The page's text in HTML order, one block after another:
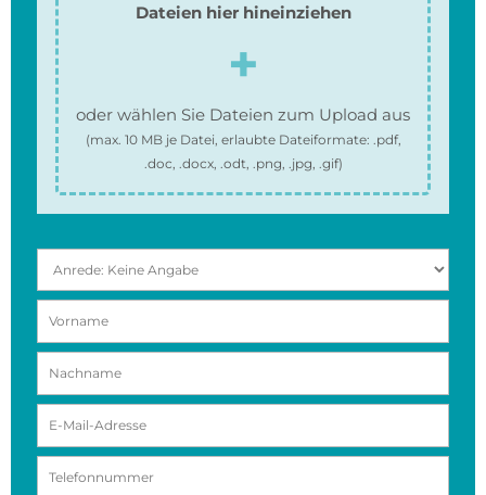
Dateien hier hineinziehen
oder wählen Sie Dateien zum Upload aus
(max. 10 MBje Datei, erlaubte Dateiformate: .pdf,
.doc, .docx, .odt, .png, .jpg, .gif)